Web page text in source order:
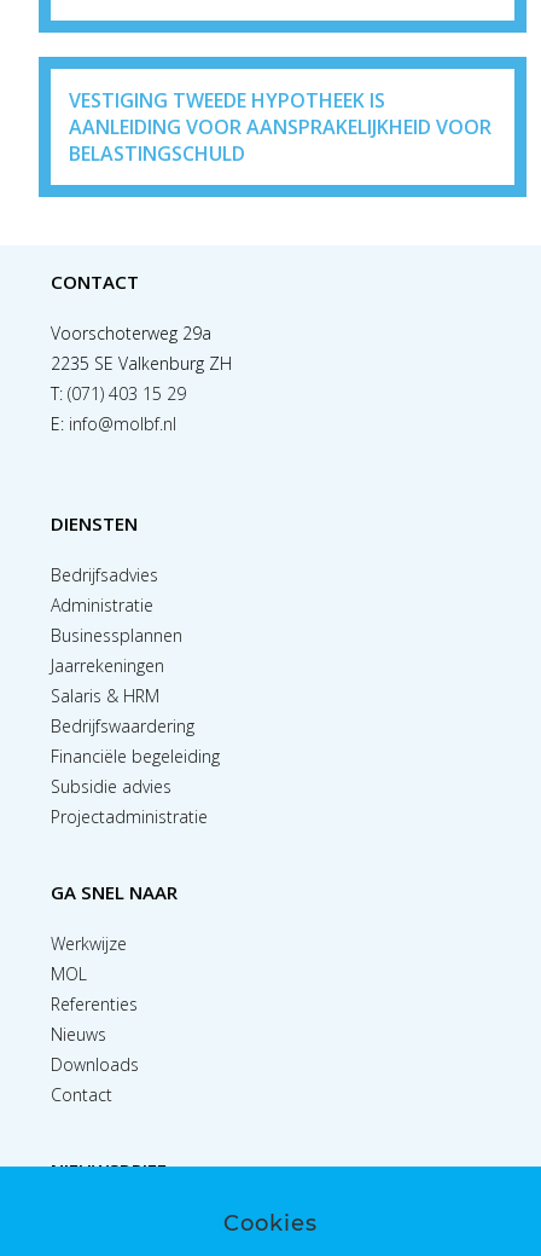
VESTIGING TWEEDE HYPOTHEEK IS
AANLEIDING VOOR AANSPRAKELIJKHEID VOOR
BELASTINGSCHULD
CONTACT
Voorschoterweg 29a
2235 SE Valkenburg ZH
T:(071) 403 15 29
E: info@molbf.nl
DIENSTEN
Bedrijfsadvies
Administratie
Businessplannen
Jaarrekeningen
Salaris & HRM
Bedrijfswaardering
Financiële begeleiding
Subsidie advies
Projectadministratie
GA SNEL NAAR
Werkwijze
MOL
Referenties
Nieuws
Downloads
Contact
NIEUWSBRIEF
Cookies